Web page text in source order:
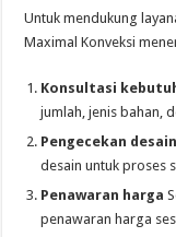
Untuk mendukung
Maximal Konveksi
Konsultasi
jumlah, jenis bahan,
Pengecekan desain
desain untuk proses
Penawaran harga
penawaran harga